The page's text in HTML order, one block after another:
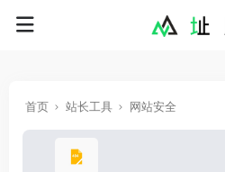
首页 站长工具 网站安全